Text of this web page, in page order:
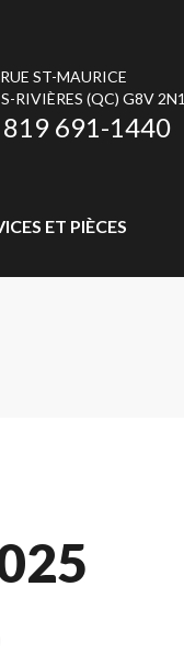
ST-MAURICE
RIVIÈRES (QC) G8V 2N1
819 691-1440
ET PIÈCES